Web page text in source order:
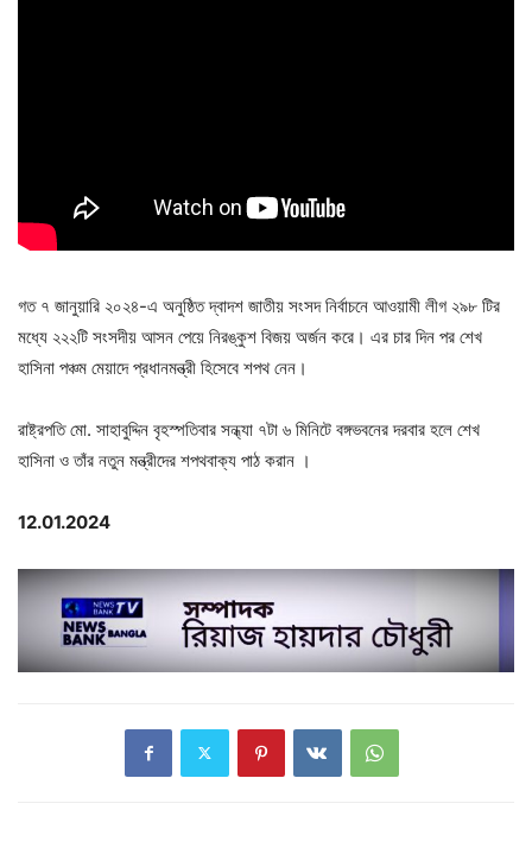
গত ৭ জানুয়ারি ২০২৪-এ অনুষ্ঠিত দ্বাদশ জাতীয় সংসদ নির্বাচনে আওয়ামী লীগ ২৯৮ টির
মধ্যে ২২২টি সংসদীয় আসন পেয়ে নিরঙ্কুশ বিজয় অর্জন করে। এর চার দিন পর শেখ
হাসিনা পঞ্চম মেয়াদে প্রধানমন্ত্রী হিসেবে শপথ নেন।
রাষ্ট্রপতি মো. সাহাবুদ্দিন বৃহস্পতিবার সন্ধ্যা ৭টা ৬ মিনিটে বঙ্গভবনের দরবার হলে শেখ
হাসিনা ও তাঁর নতুন মন্ত্রীদের শপথবাক্য পাঠ করান ।
12.01.2024